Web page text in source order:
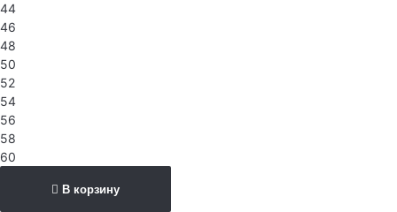
44
46
48
50
52
54
56
58
60
В корзину